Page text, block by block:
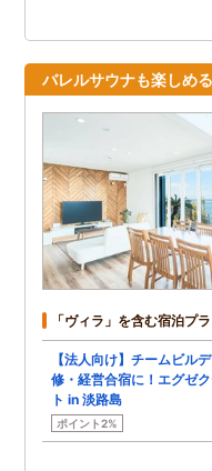
バレルサウナも楽しめ
「ヴィラ」を含む宿泊プ
【法人向け】チームビル
修・経営合宿に！エグゼ
ト in 淡路島
ポイント2%